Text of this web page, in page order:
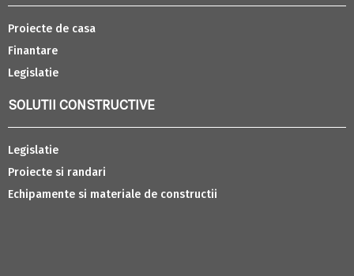
Proiecte de casa
Finantare
Legislatie
SOLUTII CONSTRUCTIVE
Legislatie
Proiecte si randari
Echipamente si materiale de constructii